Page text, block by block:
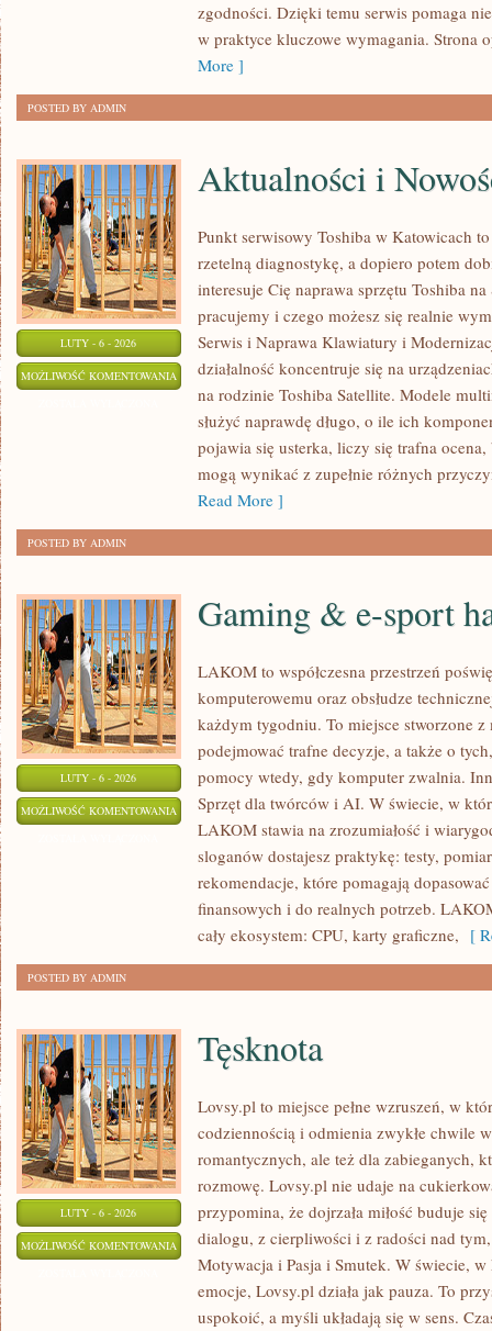
zgodności. Dzięki temu serwis pomaga
w praktyce kluczowe wymagania. Strona
More ]
POSTED BY ADMIN
LUTY - 6 - 2026
MOŻLIWOŚĆ KOMENTOWANIA AKTUALNOŚCI
NOWOŚCI
TOSHIBA
Aktualności i
Punkt serwisowy Toshiba w Katowicach
rzetelną diagnostykę, a dopiero potem
interesuje Cię naprawa sprzętu Toshiba
pracujemy i czego możesz się realnie
Serwis i Naprawa Klawiatury i
działalność koncentruje się na
na rodzinie Toshiba Satellite. Modele
służyć naprawdę długo, o ile ich
pojawia się usterka, liczy się trafna
mogą wynikać z zupełnie różnych
Read More ]
POSTED BY ADMIN
LUTY - 6 - 2026
MOŻLIWOŚĆ KOMENTOWANIA GAMING
SPORT
HARDWARE
Gaming & e-sport
LAKOM to współczesna przestrzeń
komputerowemu oraz obsłudze
każdym tygodniu. To miejsce stworzone
podejmować trafne decyzje, a także o
pomocy wtedy, gdy komputer zwalnia.
Sprzęt dla twórców i AI. W świecie, w
LAKOM stawia na zrozumiałość i
sloganów dostajesz praktykę: testy,
rekomendacje, które pomagają
finansowych i do realnych potrzeb.
cały ekosystem: CPU, karty graficzne, [
POSTED BY ADMIN
LUTY - 6 - 2026
MOŻLIWOŚĆ KOMENTOWANIA TĘSKNOTA
Tęsknota
Lovsy.pl to miejsce pełne wzruszeń, w
codziennością i odmienia zwykłe chwile
romantycznych, ale też dla zabieganych,
rozmowę. Lovsy.pl nie udaje na
przypomina, że dojrzała miłość buduje
dialogu, z cierpliwości i z radości nad
Motywacja i Pasja i Smutek. W świecie, w
emocje, Lovsy.pl działa jak pauza. To
uspokoić, a myśli układają się w sens.